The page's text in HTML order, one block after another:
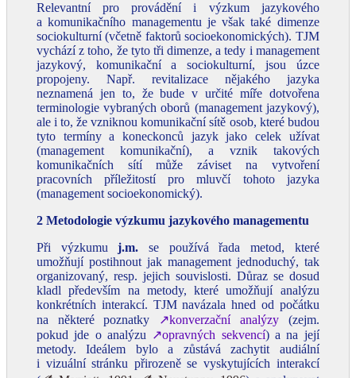
Relevantní pro provádění i výzkum jazykového
a komunikačního managementu je však také dimenze
sociokulturní (včetně faktorů socioekonomických). TJM
vychází z toho, že tyto tři dimenze, a tedy i management
jazykový, komunikační a sociokulturní, jsou úzce
propojeny. Např. revitalizace nějakého jazyka
neznamená jen to, že bude v určité míře dotvořena
terminologie vybraných oborů (management jazykový),
ale i to, že vzniknou komunikační sítě osob, které budou
tyto termíny a koneckonců jazyk jako celek užívat
(management komunikační), a vznik takových
komunikačních sítí může záviset na vytvoření
pracovních příležitostí pro mluvčí tohoto jazyka
(management socioekonomický).
2 Metodologie výzkumu jazykového managementu
Při výzkumuj.m. se používá řada metod, které
umožňují postihnout jak management jednoduchý, tak
organizovaný, resp. jejich souvislosti. Důraz se dosud
kladl především na metody, které umožňují analýzu
konkrétních interakcí. TJM navázala hned od počátku
na některé poznatky
↗konverzační analýzy (zejm.
pokud jde o analýzu ↗opravných sekvencí) a na její
metody. Ideálem bylo a zůstává zachytit audiální
i vizuální stránku přirozeně se vyskytujících interakcí